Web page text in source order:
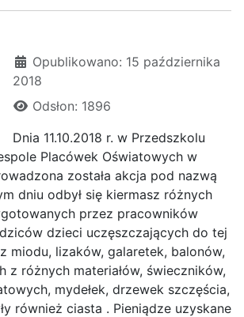
Szczegóły
Opublikowano: 15 października
2018
Odsłon: 1896
Dnia 11.10.2018 r. w Przedszkolu
Placówek Oświatowych w
została akcja pod nazwą
dniu odbył się kiermasz różnych
przez pracowników
dzieci uczęszczających do tej
miodu, lizaków, galaretek, balonów,
z różnych materiałów, świeczników,
mydełek, drzewek szczęścia,
również ciasta . Pieniądze uzyskane